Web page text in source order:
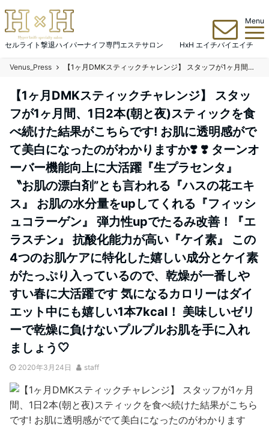
セルライト撃退ハイパーナイフ専門エステサロン HxH エイチバイエイチ
Menu
Venus_Press 【1ヶ月DMKスティックチャレンジ】 スタッフが1ヶ月間、1日2本(朝と夜)スティックを食べ続けた結果がこちらです!️ お肌に透明感がでて美白になったのがわかりますか❣️ ❣️ ターンオーバー機能向上に大活躍『生プラセンタ』 〝お肌の漂白剤”とも言われる『ハスの花エキス』 お肌の水分量をupしてくれる『フィッシュコラーゲン』 弾力性upでたるみ改善！『エラスチン』 抗酸化能力が高い『ケイ素』 この4つのお肌ケアに特化した嬉しい成分とケイ素がたっぷり入っているので、乾燥が一番しやすい春に大活躍です 気になるカロリーはダイエット中にも嬉しい1本7kcal！ 美味しいゼリーで乾燥に負けないプルプルお肌を手に入れましょう🤍
【1ヶ月DMKスティックチャレンジ】 スタッ
フが1ヶ月間、1日2本(朝と夜)スティックを食
べ続けた結果がこちらです!️ お肌に透明感がで
て美白になったのがわかりますか❣️ ❣️ ターンオ
ーバー機能向上に大活躍『生プラセンタ』
〝お肌の漂白剤”とも言われる『ハスの花エキ
ス』 お肌の水分量をupしてくれる『フィッシ
ュコラーゲン』 弾力性upでたるみ改善！『エ
ラスチン』 抗酸化能力が高い『ケイ素』 この
4つのお肌ケアに特化した嬉しい成分とケイ素
がたっぷり入っているので、乾燥が一番しや
すい春に大活躍です 気になるカロリーはダイ
エット中にも嬉しい1本7kcal！ 美味しいゼリ
ーで乾燥に負けないプルプルお肌を手に入れ
ましょう🤍
2020年3月24日 staff